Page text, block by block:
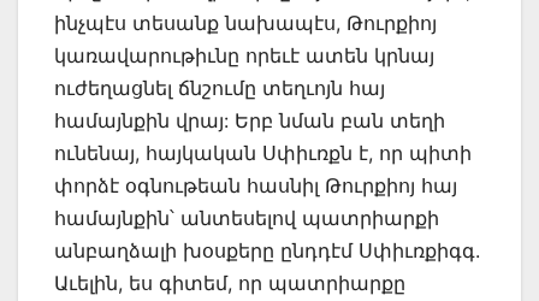
ինչպէս տեսանք նախապէս, Թուրքիոյ
կառավարութիւնը որեւէ ատեն կրնայ
ուժեղացնել ճնշումը տեղւոյն հայ
համայնքին վրայ: Երբ նման բան տեղի
ունենայ, հայկական Սփիւռքն է, որ պիտի
փորձէ օգնութեան հասնիլ Թուրքիոյ հայ
համայնքին՝ անտեսելով պատրիարքի
անբաղձալի խօսքերը ընդդէմ Սփիւռքիգգ.
Աւելին, ես գիտեմ, որ պատրիարքը